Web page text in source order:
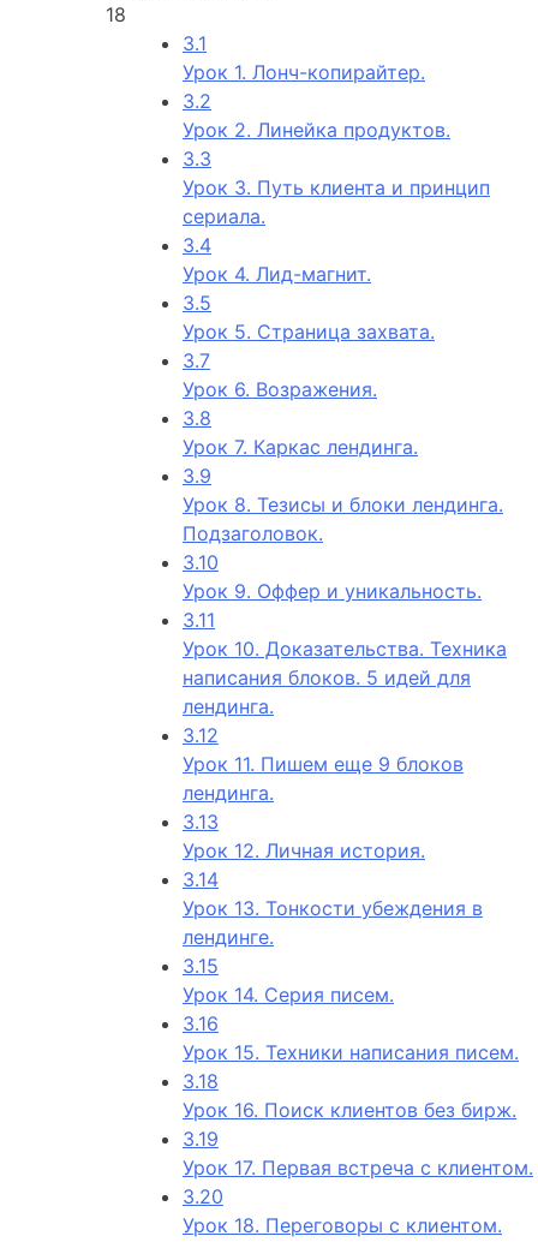
18
3.1
Урок 1. Лонч-копирайтер.
3.2
Урок 2. Линейка продуктов.
3.3
Урок 3. Путь клиента и принцип
сериала.
3.4
Урок 4. Лид-магнит.
3.5
Урок 5. Страница захвата.
3.7
Урок 6. Возражения.
3.8
Урок 7. Каркас лендинга.
3.9
Урок 8. Тезисы и блоки лендинга.
Подзаголовок.
3.10
Урок 9. Оффер и уникальность.
3.11
Урок 10. Доказательства. Техника
написания блоков. 5 идей для
лендинга.
3.12
Урок 11. Пишем еще 9 блоков
лендинга.
3.13
Урок 12. Личная история.
3.14
Урок 13. Тонкости убеждения в
лендинге.
3.15
Урок 14. Серия писем.
3.16
Урок 15. Техники написания писем.
3.18
Урок 16. Поиск клиентов без бирж.
3.19
Урок 17. Первая встреча с клиентом.
3.20
Урок 18. Переговоры с клиентом.